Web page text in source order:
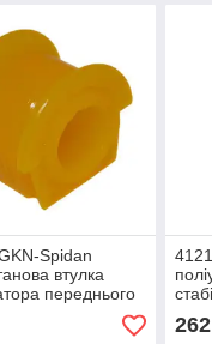
Spidan
втулка
переднього
PolyBush
262